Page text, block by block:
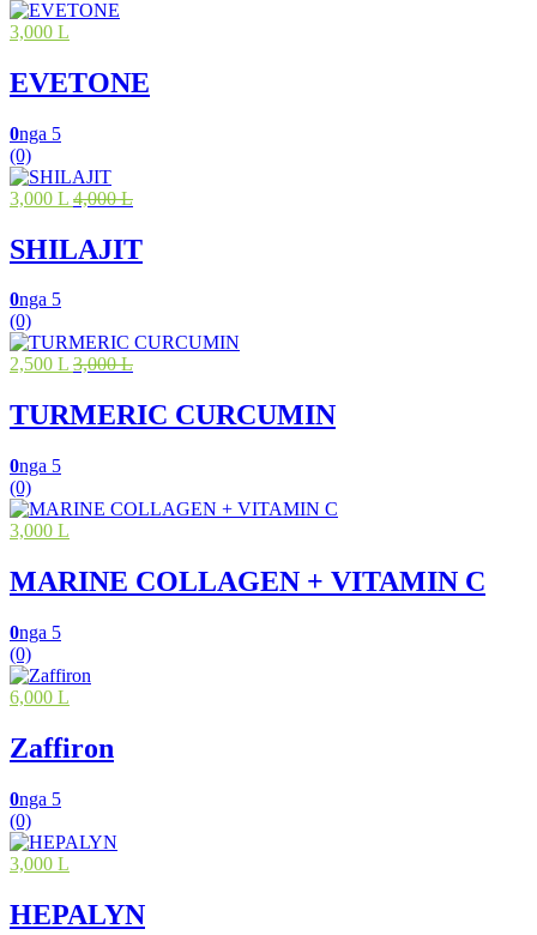
3,000 L
EVETONE
0nga 5
(0)
3,000 L 4,000 L
SHILAJIT
0nga 5
(0)
2,500 L 3,000 L
TURMERIC CURCUMIN
0nga 5
(0)
3,000 L
MARINE COLLAGEN + VITAMIN C
0nga 5
(0)
6,000 L
Zaffiron
0nga 5
(0)
3,000 L
HEPALYN